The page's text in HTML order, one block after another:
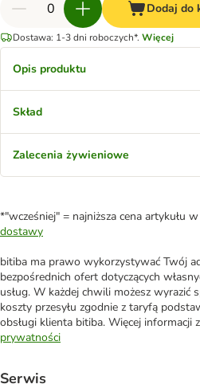
Dodaj do
Dostawa: 1-3 dni roboczych*. Więcej
Opis produktu
Skład
Zalecenia żywieniowe
*"wcześniej" = najniższa cena artykułu
dostawy
bitiba ma prawo wykorzystywać Twój
bezpośrednich ofert dotyczących
usług. W każdej chwili możesz wyrazić
koszty przesyłu zgodnie z taryfą
obsługi klienta bitiba. Więcej informacji
prywatności
Serwis